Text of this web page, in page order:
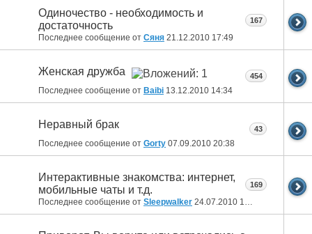
Одиночество - необходимость и
достаточность
Последнее сообщение от Сяня 21.12.2010 17:49
167
Женская дружба
Последнее сообщение от Baibi 13.12.2010 14:34
454
Неравный брак
Последнее сообщение от Gorty 07.09.2010 20:38
43
Интерактивные знакомства: интернет,
мобильные чаты и т.д.
Последнее сообщение от Sleepwalker 24.07.2010 18:14
169